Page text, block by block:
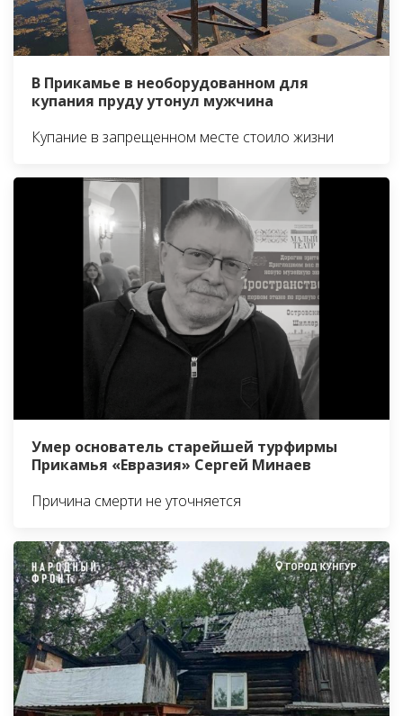
В Прикамье в необорудованном для
купания пруду утонул мужчина
Купание в запрещенном месте стоило жизни
Умер основатель старейшей турфирмы
Прикамья «Евразия» Сергей Минаев
Причина смерти не уточняется